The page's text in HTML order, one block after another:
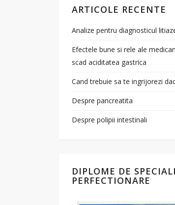
ARTICOLE RECENTE
Analize pentru diagnosticul
Efectele bune si rele ale
scad aciditatea gastrica
Cand trebuie sa te ingrijorezi
Despre pancreatita
Despre polipii intestinali
DIPLOME DE
PERFECTIONARE